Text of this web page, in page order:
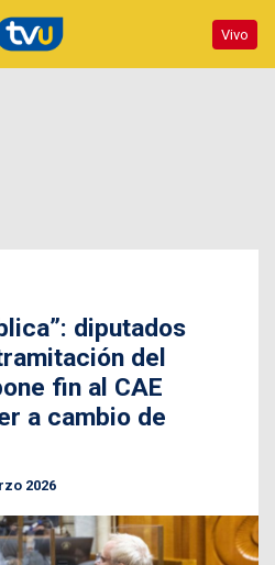
Vivo
diputados
del
fin al CAE
a cambio de
2026